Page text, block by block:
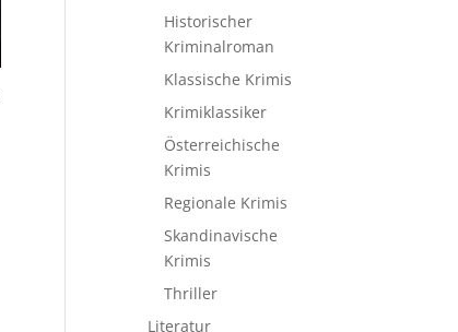
Historischer
Kriminalroman
Klassische Krimis
Krimiklassiker
Österreichische
Krimis
Regionale Krimis
Skandinavische
Krimis
Thriller
Literatur